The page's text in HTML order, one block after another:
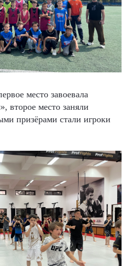
место завоевала
второе место заняли
призёрами стали игроки